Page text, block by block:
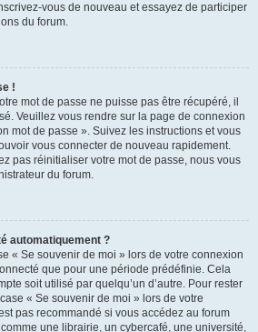
vous de nouveau et essayez de participer
du forum.
!
mot de passe ne puisse pas être récupéré, il
Veuillez vous rendre sur la page de connexion
mot de passe ». Suivez les instructions et vous
vous connecter de nouveau rapidement.
pas réinitialiser votre mot de passe, nous vous
du forum.
automatiquement ?
« Se souvenir de moi » lors de votre connexion
que pour une période prédéfinie. Cela
soit utilisé par quelqu’un d’autre. Pour rester
« Se souvenir de moi » lors de votre
pas recommandé si vous accédez au forum
une librairie, un cybercafé, une université,